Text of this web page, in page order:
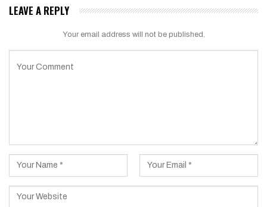
LEAVE A REPLY
Your email address will not be published.